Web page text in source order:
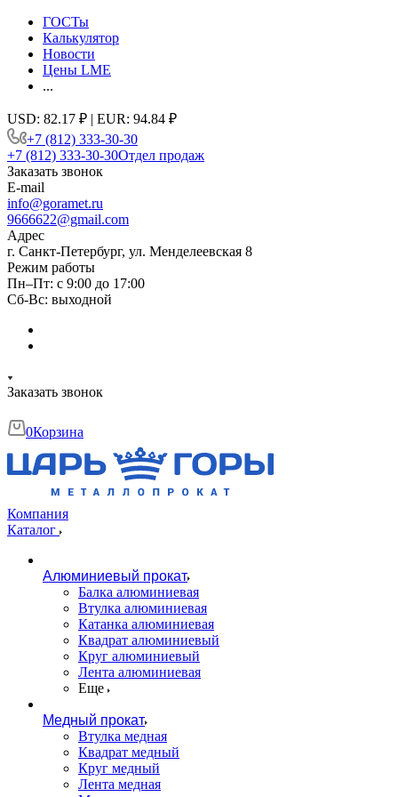
ГОСТы
Калькулятор
Новости
Цены LME
...
USD: 82.17 ₽ | EUR: 94.84 ₽
+7 (812) 333-30-30
+7 (812) 333-30-30Отдел продаж
Заказать звонок
E-mail
info@goramet.ru
9666622@gmail.com
Адрес
г. Санкт-Петербург, ул. Менделеевская 8
Режим работы
Пн–Пт: с 9:00 до 17:00
Сб-Вс: выходной
Заказать звонок
0Корзина
Компания
Каталог
Алюминиевый прокат
Балка алюминиевая
Втулка алюминиевая
Катанка алюминиевая
Квадрат алюминиевый
Круг алюминиевый
Лента алюминиевая
Еще
Медный прокат
Втулка медная
Квадрат медный
Круг медный
Лента медная